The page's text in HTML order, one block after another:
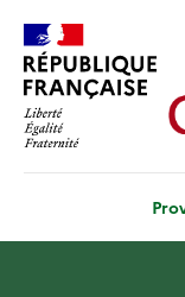
contenu
principal